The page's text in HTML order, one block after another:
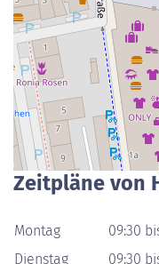
Zeitpläne von
Montag
09:30
Dienstag
09:30